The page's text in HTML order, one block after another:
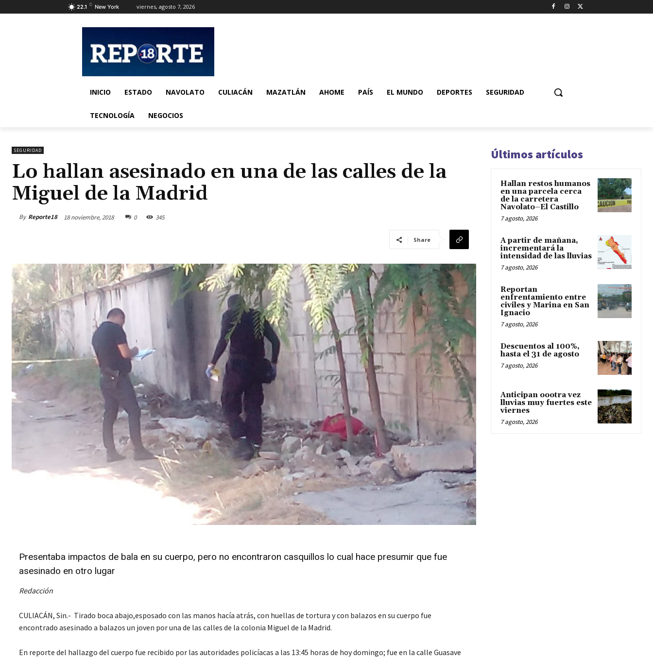
22.1 C New York viernes, agosto 7, 2026
INICIO ESTADO NAVOLATO CULIACÁN MAZATLÁN AHOME PAÍS EL MUNDO DEPORTES SEGURIDAD
TECNOLOGÍA NEGOCIOS
SEGURIDAD
Lo hallan asesinado en una de las calles de la
Miguel de la Madrid
By Reporte18 18 noviembre, 2018 0 345
Share
Presentaba impactos de bala en su cuerpo, pero no encontraron casquillos lo cual hace presumir que fue
asesinado en otro lugar
Redacción
CULIACÁN, Sin.- Tirado boca abajo,esposado con las manos hacía atrás, con huellas de tortura y con balazos en su cuerpo fue
encontrado asesinado a balazos un joven por una de las calles de la colonia Miguel de la Madrid.
En reporte del hallazgo del cuerpo fue recibido por las autoridades policíacas a las 13:45 horas de hoy domingo; fue en la calle Guasave
Últimos artículos
Hallan restos humanos
en una parcela cerca
de la carretera
Navolato–El Castillo
7 agosto, 2026
A partir de mañana,
incrementará la
intensidad de las lluvias
7 agosto, 2026
Reportan
enfrentamiento entre
civiles y Marina en San
Ignacio
7 agosto, 2026
Descuentos al 100%,
hasta el 31 de agosto
7 agosto, 2026
Anticipan oootra vez
lluvias muy fuertes este
viernes
7 agosto, 2026